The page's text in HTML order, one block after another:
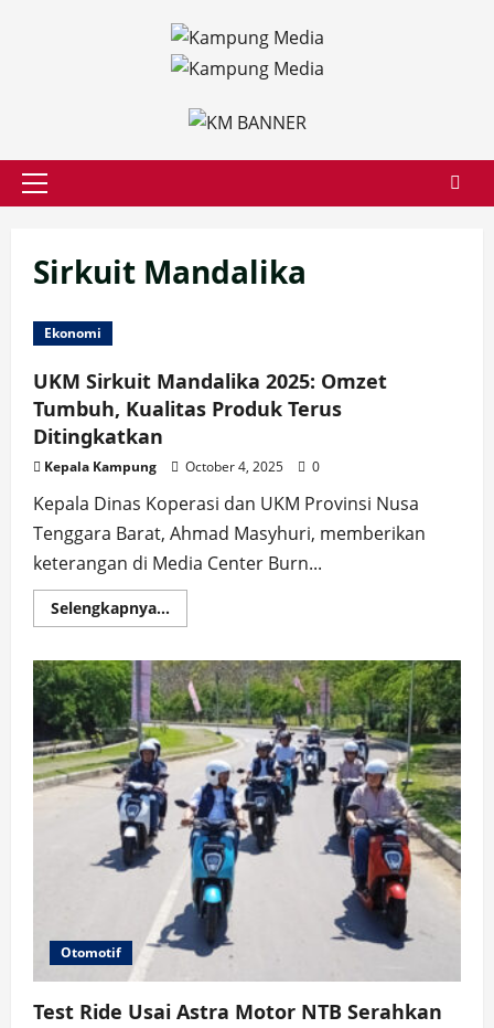
Primary
Sirkuit Mandalika
Ekonomi
UKM Sirkuit Mandalika 2025: Omzet
Tumbuh, Kualitas Produk Terus
Ditingkatkan
Kepala Kampung October 4, 2025 0
Kepala Dinas Koperasi dan UKM Provinsi Nusa
Tenggara Barat, Ahmad Masyhuri, memberikan
keterangan di Media Center Burn...
Selengkapnya...
more
Sirkuit
Mandalika
2025:
Omzet
Tumbuh,
Kualitas
Produk
Terus
Ditingkatkan
Otomotif
Test Ride Usai Astra Motor NTB Serahkan